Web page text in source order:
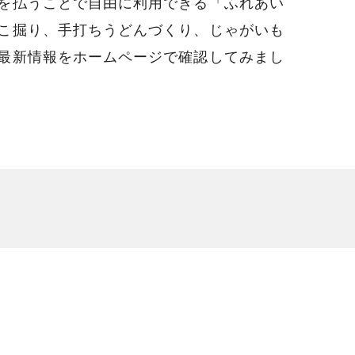
り、手打ちうどんづくり、じゃがいも
情報をホームページで確認してみまし